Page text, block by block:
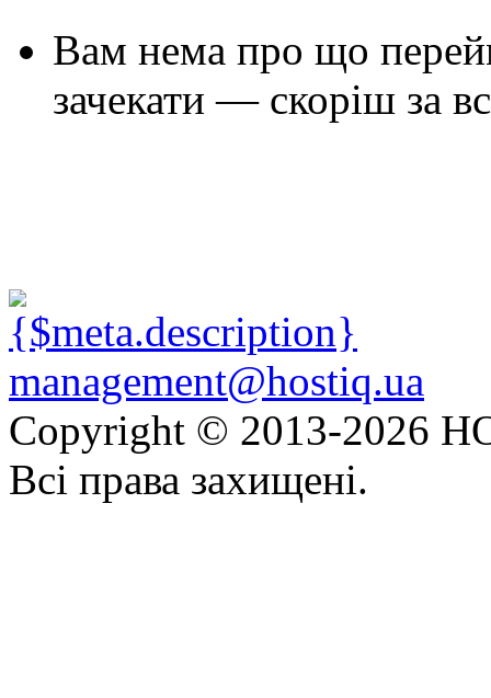
Вам нема про що
зачекати — скоріш за
management@hostiq.ua
Copyright © 2013-2026
Всі права захищені.